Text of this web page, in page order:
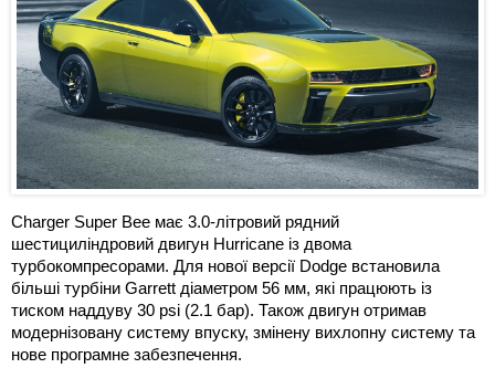
Charger Super Bee має 3.0-літровий рядний
шестициліндровий двигун Hurricane із двома
турбокомпресорами. Для нової версії Dodge встановила
більші турбіни Garrett діаметром 56 мм, які працюють із
тиском наддуву 30 psi (2.1 бар). Також двигун отримав
модернізовану систему впуску, змінену вихлопну систему та
нове програмне забезпечення.